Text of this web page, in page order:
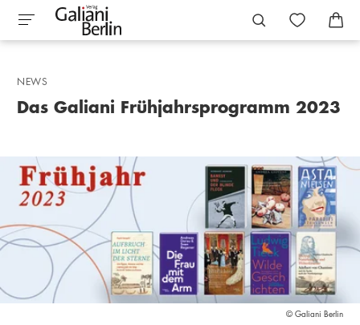
NEWS
Das Galiani Frühjahrsprogramm 2023
© Galiani Berlin